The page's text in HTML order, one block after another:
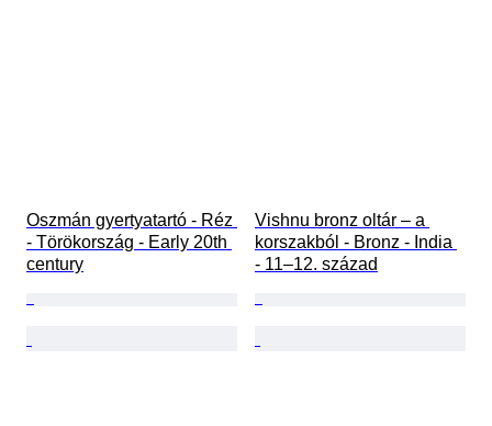
Oszmán gyertyatartó - Réz
- Törökország - Early 20th
century
Vishnu bronz oltár – a
korszakból - Bronz - India
- 11–12. század